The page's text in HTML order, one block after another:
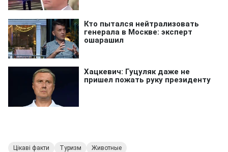
Цікаві факти Туризм Животные